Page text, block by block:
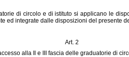
di circolo e di istituto si applicano le
ed integrate dalle disposizioni del presente
Art. 2
alla Il e III fascia delle graduatorie di